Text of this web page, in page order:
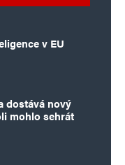
v EU
dostává nový
mohlo sehrát